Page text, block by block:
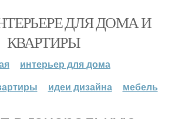
ДЛЯ ДОМА И
КВАРТИРЫ
интерьер для дома
идеи дизайна мебель